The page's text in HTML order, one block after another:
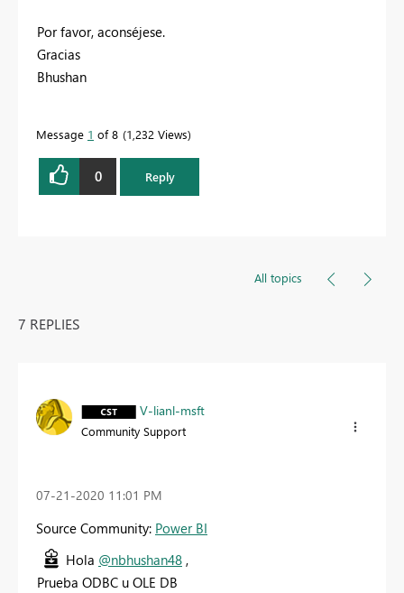
Por favor, aconséjese.
Gracias
Bhushan
Message 1 of 8 1,232 Views
0 Reply
All topics
7 REPLIES
V-lianl-msft
Community Support
‎07-21-2020 11:01 PM
Source Community: Power BI
Hola @nbhushan48 ,
Prueba ODBC u OLE DB